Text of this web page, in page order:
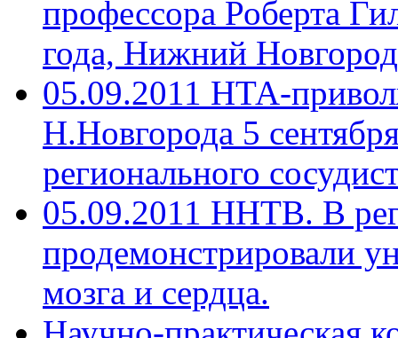
профессора Роберта
года, Нижний
05.09.2011 НТА-
Н.Новгорода 5
регионального
05.09.2011 ННТВ. В
продемонстрировали
мозга и сердца.